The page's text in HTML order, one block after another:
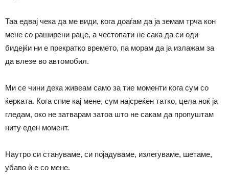
Таа едвај чека да ме види, кога доаѓам да ја земам трча кон
мене со раширени раце, а честопати не сака да си оди
бидејќи ни е прекратко времето, па морам да ја излажам за
да влезе во автомобил.
Ми се чини дека живеам само за тие моменти кога сум со
ќерката. Кога спие кај мене, сум најсреќен татко, цела ноќ ја
гледам, око не затварам затоа што не сакам да пропуштам
ниту еден момент.
Наутро си стануваме, си појадуваме, излегуваме, шетаме,
убаво ѝ е со мене.